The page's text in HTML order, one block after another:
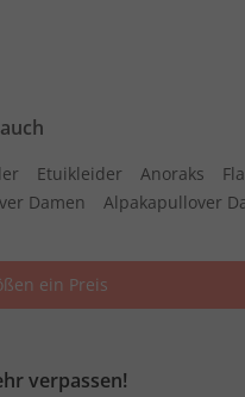
Etuikleider Anoraks
Damen
Alpakapullover
ein Preis
verpassen!